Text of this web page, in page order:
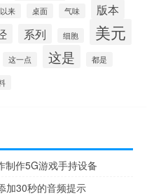
来 桌面 气味
版本
系列 细胞 美元
这一点 这是 都是
制作5G游戏手持设备
加30秒的音频提示